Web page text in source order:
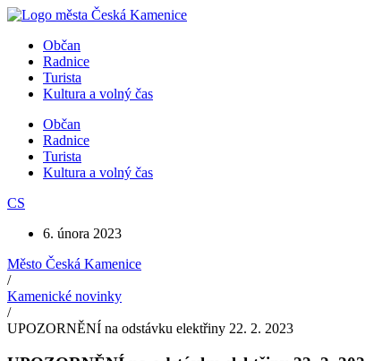
Přejít
obsahuObčan
Radnice
Turista
Kultura a volný čas
Občan
Radnice
Turista
Kultura a volný čas
CS
6. února 2023
Město Česká Kamenice
/
Kamenické novinky
/
UPOZORNĚNÍ na odstávku elektřiny 22. 2. 2023